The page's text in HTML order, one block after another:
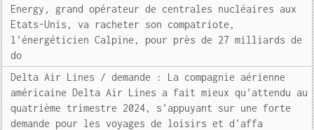
Energy, grand opérateur de centrales nucléaires aux
Etats-Unis, va racheter son compatriote,
l'énergéticien Calpine, pour près de 27 milliards de
do
Delta Air Lines / demande : La compagnie aérienne
américaine Delta Air Lines a fait mieux qu'attendu au
quatrième trimestre 2024, s'appuyant sur une forte
demande pour les voyages de loisirs et d'affa